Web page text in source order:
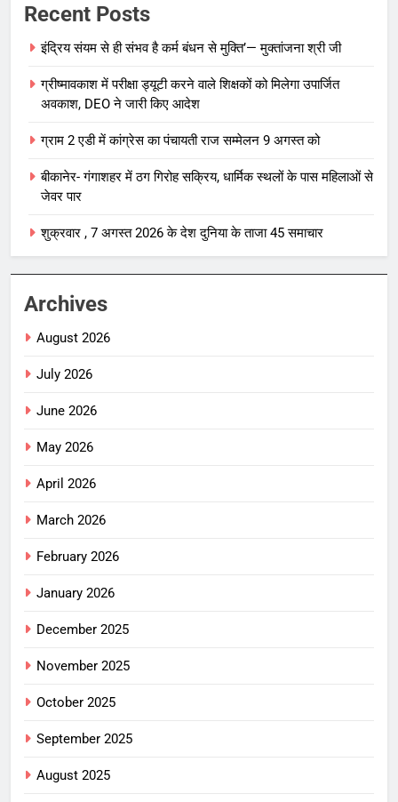
Recent Posts
इंद्रिय संयम से ही संभव है कर्म बंधन से मुक्ति’— मुक्तांजना श्री जी
ग्रीष्मावकाश में परीक्षा ड्यूटी करने वाले शिक्षकों को मिलेगा उपार्जित
अवकाश, DEO ने जारी किए आदेश
ग्राम 2 एडी में कांग्रेस का पंचायती राज सम्मेलन 9 अगस्त को
बीकानेर- गंगाशहर में ठग गिरोह सक्रिय, धार्मिक स्थलों के पास महिलाओं से
जेवर पार
शुक्रवार , 7 अगस्त 2026 के देश दुनिया के ताजा 45 समाचार
Archives
August 2026
July 2026
June 2026
May 2026
April 2026
March 2026
February 2026
January 2026
December 2025
November 2025
October 2025
September 2025
August 2025